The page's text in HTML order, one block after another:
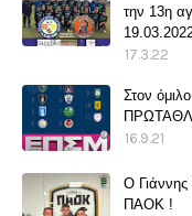
την 13η
17.3.22
Στον
16.9.21
O
ΠΑΟΚ !